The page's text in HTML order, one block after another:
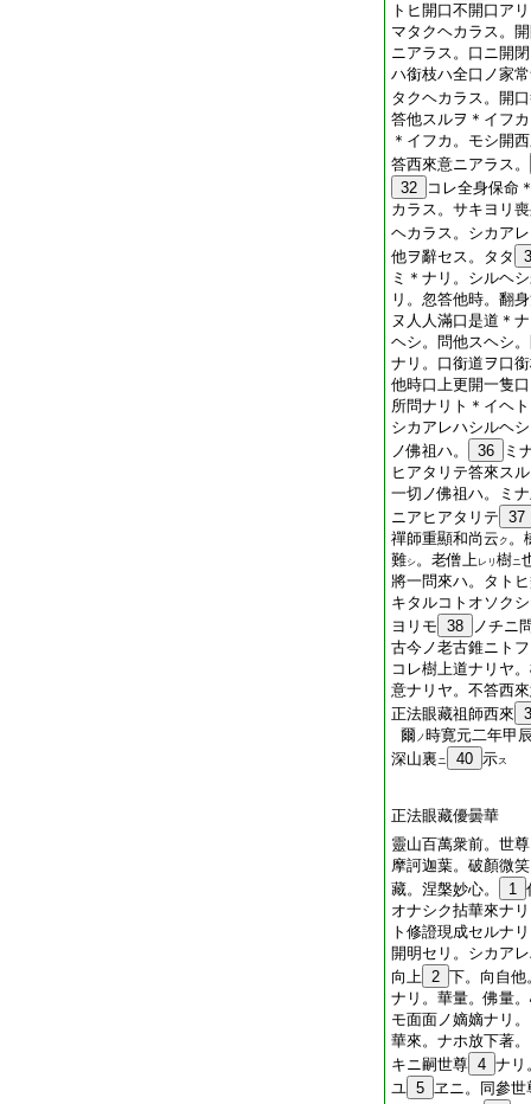
トヒ開口不開口ア
マタクヘカラス。
ニアラス。口ニ開
ハ銜枝ハ全口ノ家
タクヘカラス。開
答他スルヲ＊イフ
＊イフカ。モシ開
答西來意ニアラス。
32
コレ全身保命
カラス。サキヨリ
ヘカラス。シカア
他ヲ辭セス。タタ
ミ＊ナリ。シルヘ
リ。忽答他時。翻
ヌ人人滿口是道＊
ヘシ。問他スヘシ
ナリ。口銜道ヲ口
他時口上更開一隻
所問ナリト＊イヘ
シカアレハシルヘ
ノ佛祖ハ。
36
ミ
ヒアタリテ答來ス
一切ノ佛祖ハ。ミ
ニアヒアタリテ 37
禪師重顯和尚云 ク 。
難シ。老僧上レリ 樹ニ
將一問來ハ。タト
キタルコトオソク
ヨリモ 38
ノチニ
古今ノ老古錐ニト
コレ樹上道ナリヤ
意ナリヤ。不答西
正法眼藏祖師西來
爾 ノ時寛元二年甲
深山裏ニ 40 示ス
正法眼藏優曇華
靈山百萬衆前。世
摩訶迦葉。破顏微
藏。涅槃妙心。
1
オナシク拈華來ナ
ト修證現成セルナ
開明セリ。シカア
向上 2 下。向自他
ナリ。華量。佛量
モ面面ノ嫡嫡ナリ
華來。ナホ放下著
キニ嗣世尊 4 ナリ
ユ 5 ヱニ。同參世